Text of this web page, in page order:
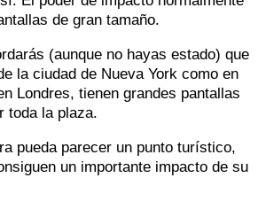
de gran tamaño.
(aunque no hayas estado) que
la ciudad de Nueva York como en
Londres, tienen grandes pantallas
toda la plaza.
pueda parecer un punto turístico,
un importante impacto de su